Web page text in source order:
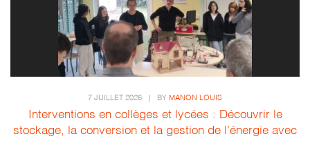
7 JUILLET 2026 BY MANON LOUIS
Interventions en collèges et lycées : Découvrir le
stockage, la conversion et la gestion de l’énergie avec